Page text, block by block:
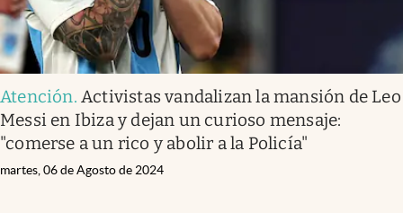
Atención.Activistas vandalizan la mansión de Leo
Messi en Ibiza y dejan un curioso mensaje:
"comerse a un rico y abolir a la Policía"
martes, 06 de Agosto de 2024